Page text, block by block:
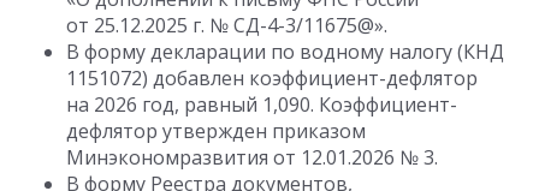
от 25.12.2025 г. № СД-4-3/11675@».
В форму декларации по водному налогу (КНД
1151072) добавлен коэффициент-дефлятор
на 2026 год, равный 1,090. Коэффициент-
дефлятор утвержден приказом
Минэкономразвития от 12.01.2026 № 3.
В форму Реестра документов,